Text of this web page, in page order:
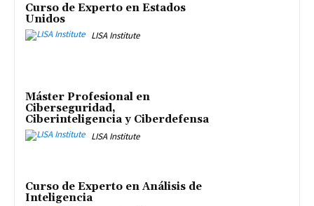
Curso de Experto en Estados
Unidos
LISA Institute
Máster Profesional en
Ciberseguridad,
Ciberinteligencia y Ciberdefensa
LISA Institute
Curso de Experto en Análisis de
Inteligencia